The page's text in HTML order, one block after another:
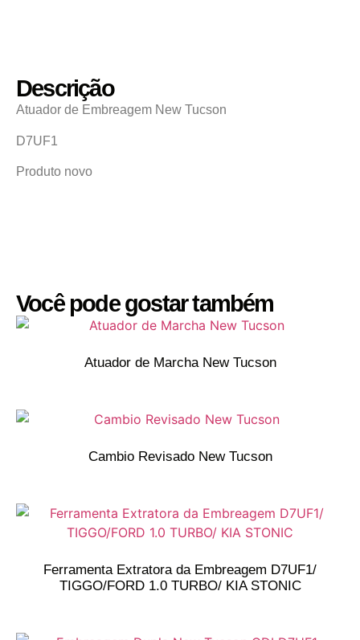
Descrição
Atuador de Embreagem New Tucson
D7UF1
Produto novo
Você pode gostar também
Atuador de Marcha New Tucson
Cambio Revisado New Tucson
Ferramenta Extratora da Embreagem D7UF1/
TIGGO/FORD 1.0 TURBO/ KIA STONIC